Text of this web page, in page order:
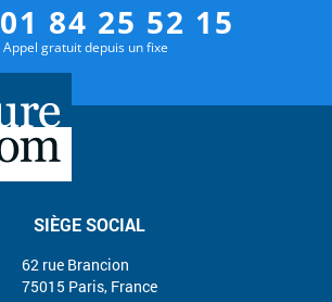
01 84 25 52 15
Appel gratuit depuis un fixe
SIÈGE SOCIAL
62 rue Brancion
75015 Paris, France